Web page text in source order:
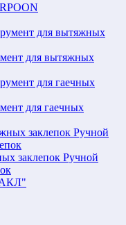
для вытяжных
для гаечных
Ручной
Ручной